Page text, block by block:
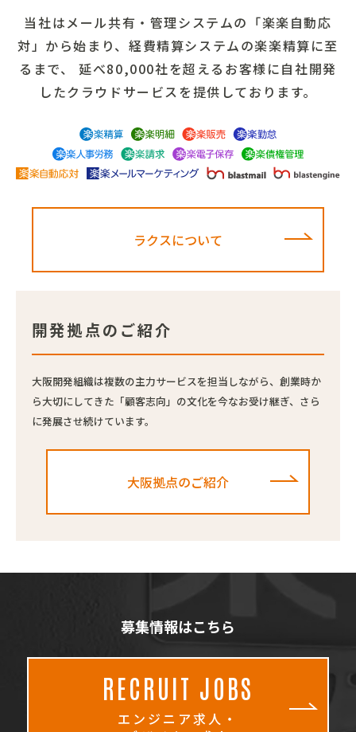
当社はメール共有・管理システムの「楽楽自動応
対」から始まり、 経費精算システムの楽楽精算に至
るまで、
延べ80,000社を超えるお客様に自社開発
したクラウドサービスを提供しております。
ラクスについて
開発拠点のご紹介
大阪開発組織は複数の主力サービスを担当しながら、創業時か
ら大切にしてきた「顧客志向」の文化を今なお受け継ぎ、さら
に発展させ続けています。
大阪拠点のご紹介
募集情報はこちら
RECRUIT JOBS
エンジニア求人・